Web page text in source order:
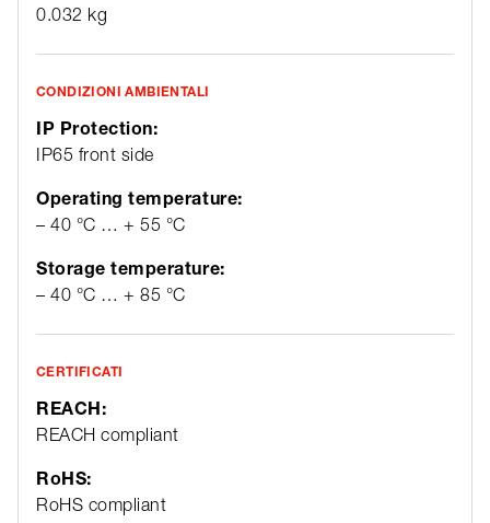
0.032 kg
CONDIZIONI AMBIENTALI
IP Protection:
IP65 front side
Operating temperature:
– 40 °C … + 55 °C
Storage temperature:
– 40 °C … + 85 °C
CERTIFICATI
REACH:
REACH compliant
RoHS:
RoHS compliant